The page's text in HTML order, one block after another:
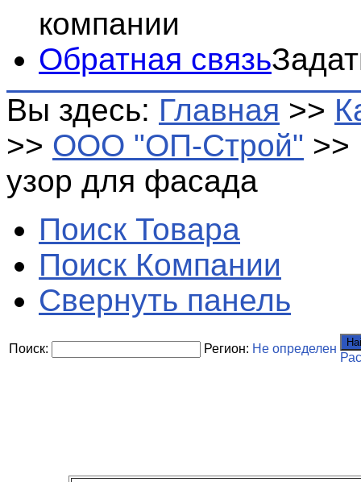
компании
Обратная связь
Вы здесь: Главная >>
>> ООО "ОП-Строй" >>
узор для фасада
Поиск Товара
Поиск Компании
Свернуть панель
Поиск: Регион: Не определен